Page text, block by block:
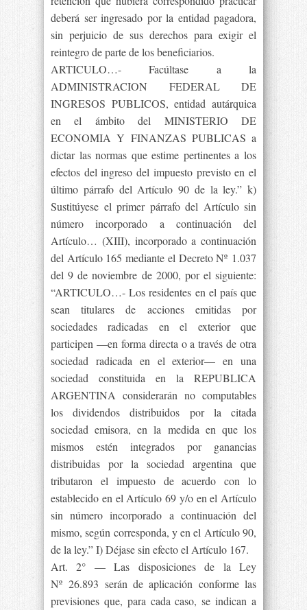
deberá ser ingresado por la entidad pagadora,
sin perjuicio de sus derechos para exigir el
reintegro de parte de los beneficiarios.
ARTICULO…- Facúltase a la
ADMINISTRACION FEDERAL DE
INGRESOS PUBLICOS, entidad autárquica
en el ámbito del MINISTERIO DE
ECONOMIA Y FINANZAS PUBLICAS a
dictar las normas que estime pertinentes a los
efectos del ingreso del impuesto previsto en el
último párrafo del Artículo 90 de la ley.” k)
Sustitúyese el primer párrafo del Artículo sin
número incorporado a continuación del
Artículo… (XIII), incorporado a continuación
del Artículo 165 mediante el Decreto Nº 1.037
del 9 de noviembre de 2000, por el siguiente:
“ARTICULO…- Los residentes en el país que
sean titulares de acciones emitidas por
sociedades radicadas en el exterior que
participen —en forma directa o a través de otra
sociedad radicada en el exterior— en una
sociedad constituida en la REPUBLICA
ARGENTINA considerarán no computables
los dividendos distribuidos por la citada
sociedad emisora, en la medida en que los
mismos estén integrados por ganancias
distribuidas por la sociedad argentina que
tributaron el impuesto de acuerdo con lo
establecido en el Artículo 69 y/o en el Artículo
sin número incorporado a continuación del
mismo, según corresponda, y en el Artículo 90,
de la ley.” I) Déjase sin efecto el Artículo 167.
Art. 2° — Las disposiciones de la Ley
Nº 26.893 serán de aplicación conforme las
previsiones que, para cada caso, se indican a